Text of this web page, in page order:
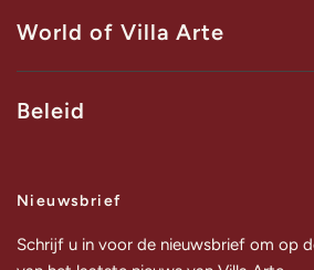
World of Villa Arte
Beleid
Nieuwsbrief
Schrijf u in voor de nieuwsbrief om op